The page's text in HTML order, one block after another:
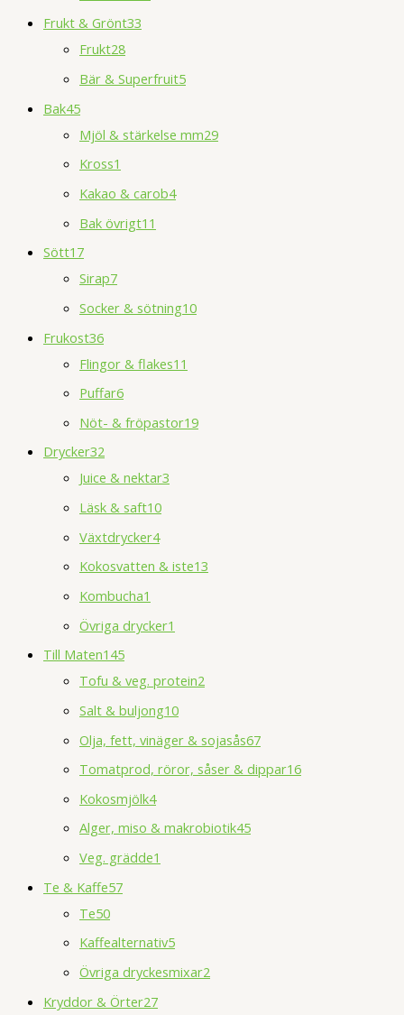
Frukt & Grönt33
Frukt28
Bär & Superfruit5
Bak45
Mjöl & stärkelse mm29
Kross1
Kakao & carob4
Bak övrigt11
Sött17
Sirap7
Socker & sötning10
Frukost36
Flingor & flakes11
Puffar6
Nöt- & fröpastor19
Drycker32
Juice & nektar3
Läsk & saft10
Växtdrycker4
Kokosvatten & iste13
Kombucha1
Övriga drycker1
Till Maten145
Tofu & veg. protein2
Salt & buljong10
Olja, fett, vinäger & sojasås67
Tomatprod, röror, såser & dippar16
Kokosmjölk4
Alger, miso & makrobiotik45
Veg. grädde1
Te & Kaffe57
Te50
Kaffealternativ5
Övriga dryckesmixar2
Kryddor & Örter27